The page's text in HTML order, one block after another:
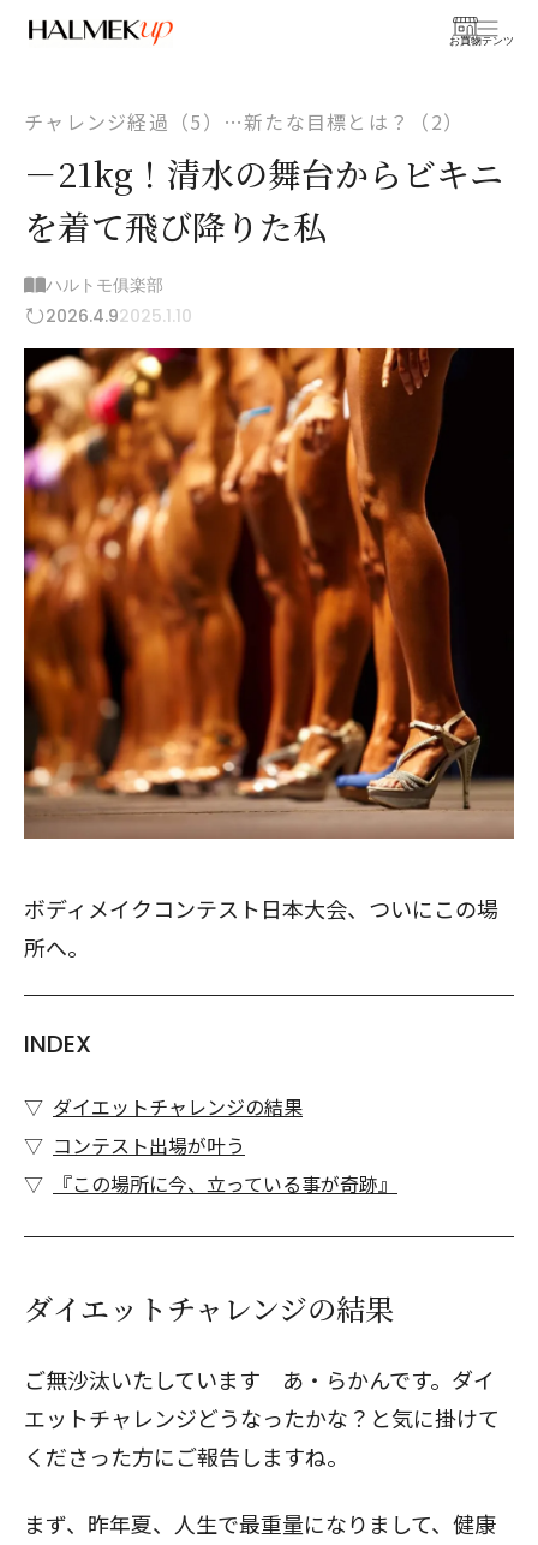
お買物
コンテンツ
チャレンジ経過（5）…新たな目標とは？（2）
－21kg！清水の舞台からビキニ
を着て飛び降りた私
ハルトモ俱楽部
2026.4.92025.1.10
ボディメイクコンテスト日本大会、ついにこの場
所へ。
INDEX
​​ダイエットチャレンジの結果
コンテスト出場が叶う
『この場所に今、立っている事が奇跡』
​​ダイエットチャレンジの結果
ご無沙汰いたしています あ・らかんです。ダイ
エットチャレンジどうなったかな？と気に掛けて
くださった方にご報告しますね。
まず、昨年夏、人生で最重量になりまして、健康